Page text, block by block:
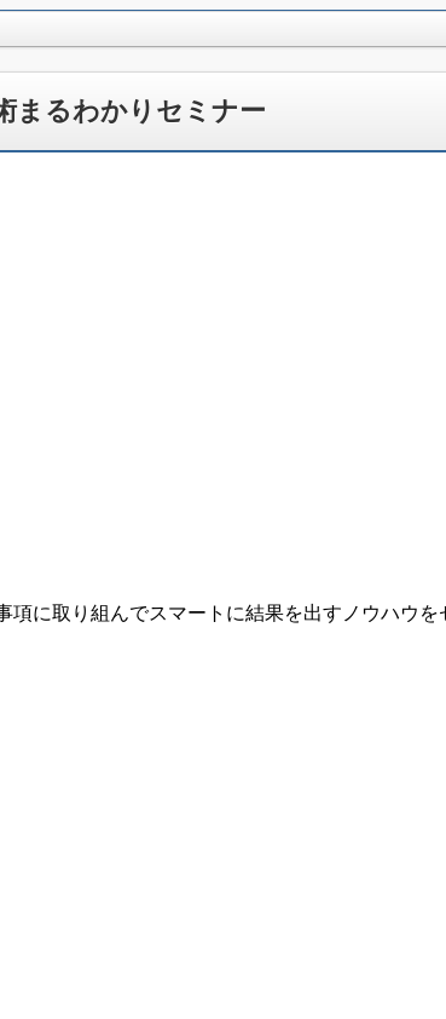
まるわかりセミナー
に取り組んでスマートに結果を出すノウハウを